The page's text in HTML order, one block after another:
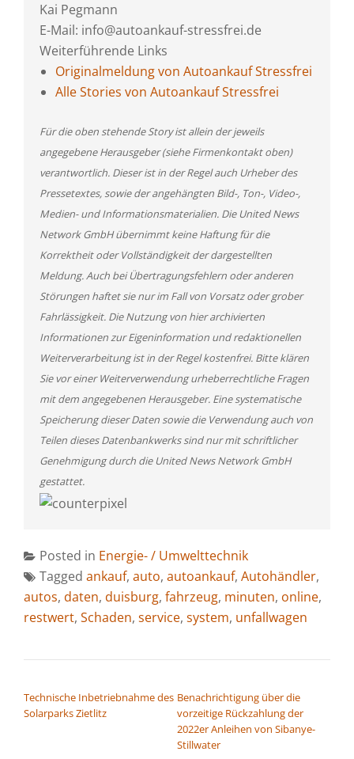
Kai Pegmann
E-Mail: info@autoankauf-stressfrei.de
Weiterführende Links
Originalmeldung von Autoankauf Stressfrei
Alle Stories von Autoankauf Stressfrei
Für die oben stehende Story ist allein der jeweils
angegebene Herausgeber (siehe Firmenkontakt oben)
verantwortlich. Dieser ist in der Regel auch Urheber des
Pressetextes, sowie der angehängten Bild-, Ton-, Video-,
Medien- und Informationsmaterialien. Die United News
Network GmbH übernimmt keine Haftung für die
Korrektheit oder Vollständigkeit der dargestellten
Meldung. Auch bei Übertragungsfehlern oder anderen
Störungen haftet sie nur im Fall von Vorsatz oder grober
Fahrlässigkeit. Die Nutzung von hier archivierten
Informationen zur Eigeninformation und redaktionellen
Weiterverarbeitung ist in der Regel kostenfrei. Bitte klären
Sie vor einer Weiterverwendung urheberrechtliche Fragen
mit dem angegebenen Herausgeber. Eine systematische
Speicherung dieser Daten sowie die Verwendung auch von
Teilen dieses Datenbankwerks sind nur mit schriftlicher
Genehmigung durch die United News Network GmbH
gestattet.
Posted in Energie- / Umwelttechnik
Tagged ankauf, auto, autoankauf, Autohändler,
autos, daten, duisburg, fahrzeug, minuten, online,
restwert, Schaden, service, system, unfallwagen
Technische Inbetriebnahme des
Solarparks Zietlitz
Benachrichtigung über die
vorzeitige Rückzahlung der
2022er Anleihen von Sibanye-
Stillwater